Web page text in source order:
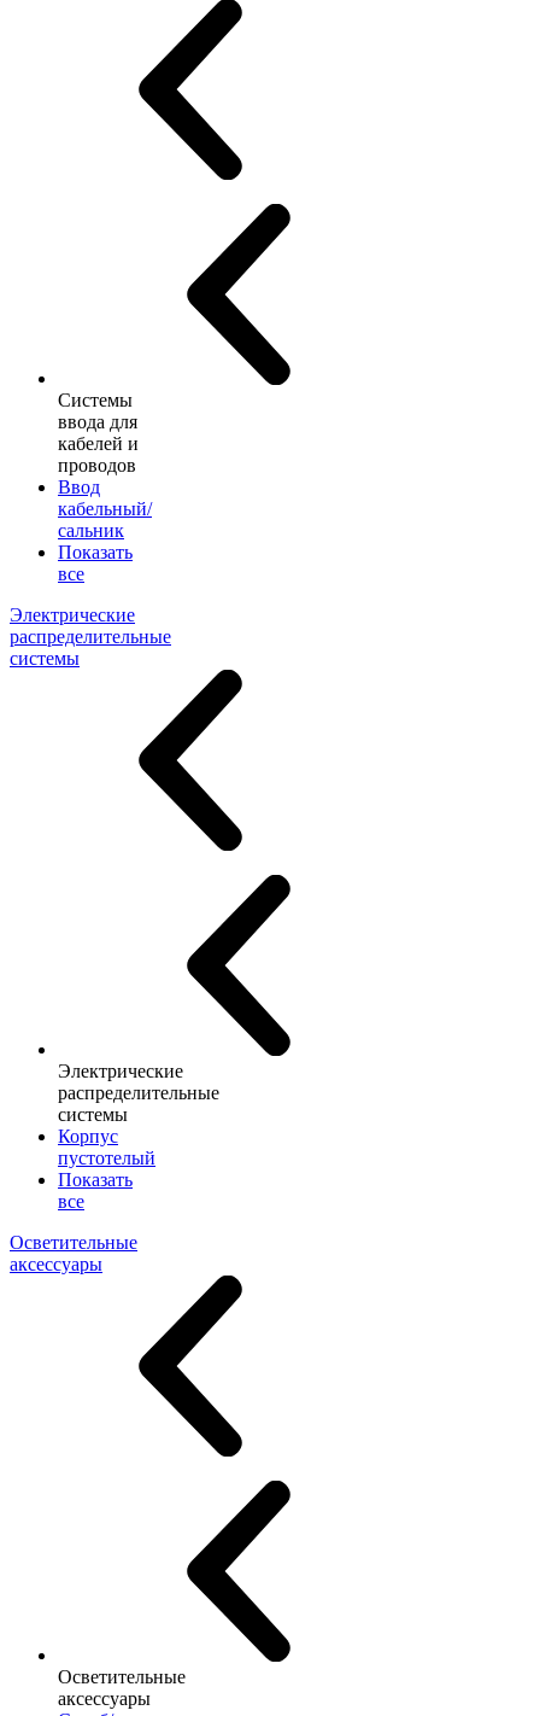
Системы
ввода для
кабелей и
проводов
Ввод
кабельный/
сальник
Показать
все
Электрические
распределительные
системы
Электрические
распределительные
системы
Корпус
пустотелый
Показать
все
Осветительные
аксессуары
Осветительные
аксессуары